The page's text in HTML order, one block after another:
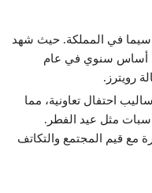
سيما في المملكة. حيث شهد
مذهلًا بنسبة 100% على أساس سنوي في عام
احتفال تعاونية، مما
مثل عيد الفطر.
مع قيم المجتمع والتكاتف